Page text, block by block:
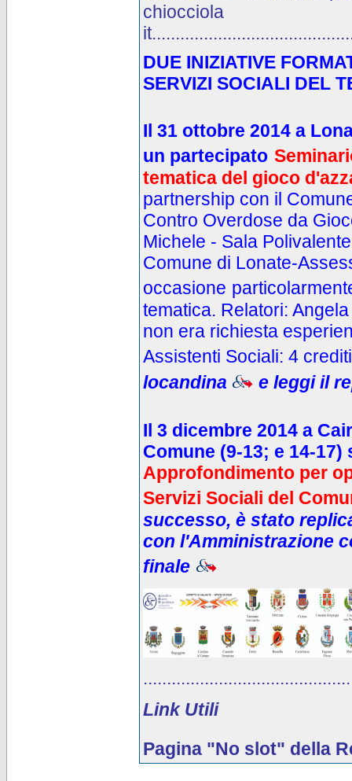
it
DUE INIZIATIVE
SERVIZI SOCIALI DEL
Il 31 ottobre 2014 a
un partecipato
tematica del gioco
partnership con il
Contro Overdose da G
Michele - Sala
Comune di Lonate-
occasione
tematica. Relatori:
non era richiesta
Assistenti Sociali: 4 crediti
locandina
e leggi il
Il 3 dicembre 2014 a
Comune (9-13; e 14-17)
Approfondimento per
Servizi Sociali del
successo, è stato
con l'Amministrazione
finale
Link Utili
Pagina "No slot" della